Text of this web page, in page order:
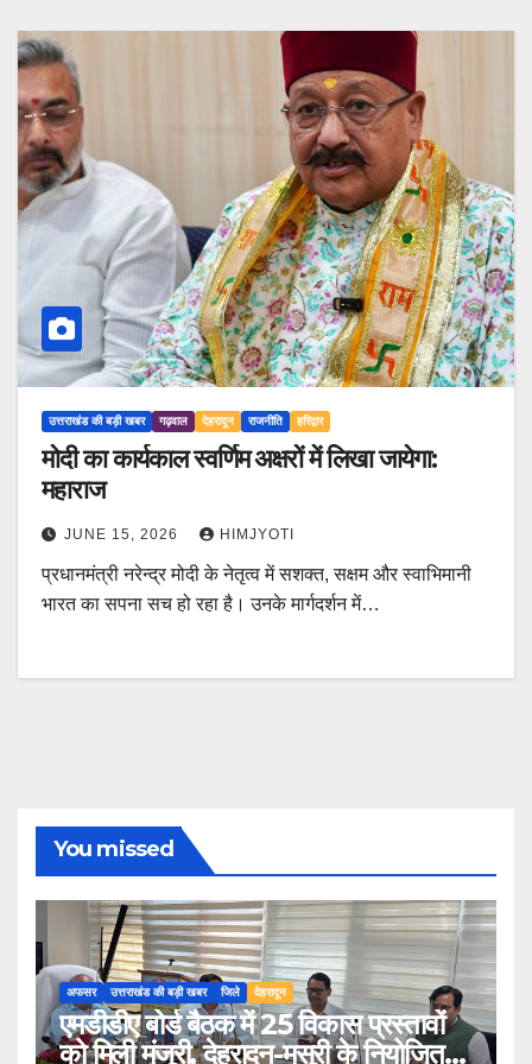
उत्तराखंड की बड़ी खबर गढ़वाल देहरादून राजनीति हरिद्वार
मोदी का कार्यकाल स्वर्णिम अक्षरों में लिखा जायेगा:
महाराज
JUNE 15, 2026 HIMJYOTI
प्रधानमंत्री नरेन्द्र मोदी के नेतृत्व में सशक्त, सक्षम और स्वाभिमानी
भारत का सपना सच हो रहा है। उनके मार्गदर्शन में…
You missed
अफसर उत्तराखंड की बड़ी खबर जिले देहरादून
एमडीडीए बोर्ड बैठक में 25 विकास प्रस्तावों
को मिली मंजूरी, देहरादून-मसूरी के नियोजित